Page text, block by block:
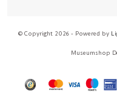
© Copyright 2026 - Powered by
Museumshop